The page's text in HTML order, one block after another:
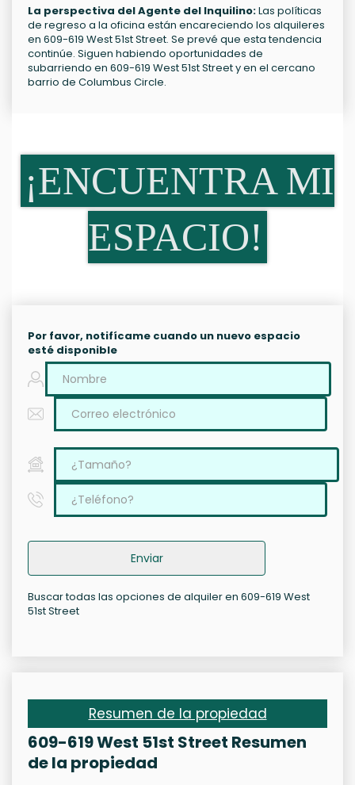
La perspectiva del Agente del Inquilino:Las políticas
de regreso a la oficina están encareciendo los alquileres
en 609-619 West 51st Street. Se prevé que esta tendencia
continúe. Siguen habiendo oportunidades de
subarriendo en 609-619 West 51st Street y en el cercano
barrio de Columbus Circle.
¡ENCUENTRA MI
ESPACIO!
Por favor, notifícame cuando un nuevo espacio
esté disponible
Enviar
Buscar todas las opciones de alquiler en 609-619 West
51st Street
Resumen de la propiedad
609-619 West 51st Street Resumen
de la propiedad